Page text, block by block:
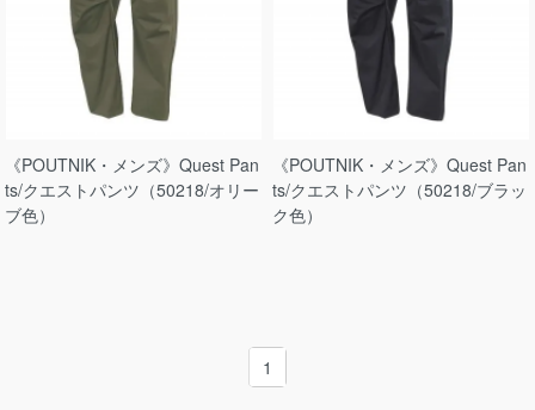
《POUTNIK・メンズ》Quest Pan
ts/クエストパンツ（50218/オリー
ブ色）
《POUTNIK・メンズ》Quest Pan
ts/クエストパンツ（50218/ブラッ
ク色）
1